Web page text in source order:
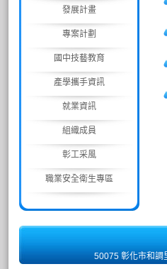
發展計畫
專案計劃
國中技藝教育
產學攜手資訊
就業資訊
組織成員
彰工采風
職業安全衛生專區
50075 彰化市和調